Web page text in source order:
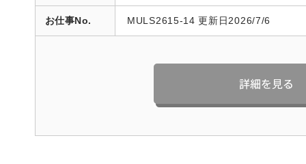
お仕事No. MULS2615-14 更新日2026/7/6